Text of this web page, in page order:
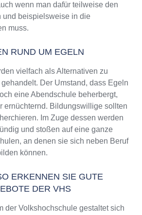
wenn man dafür teilweise den
und beispielsweise in die
muss.
RUND UM EGELN
vielfach als Alternativen zu
Der Umstand, dass Egeln
eine Abendschule beherbergt,
ernüchternd. Bildungswillige sollten
Im Zuge dessen werden
und stoßen auf eine ganze
an denen sie sich neben Beruf
können.
ERKENNEN SIE GUTE
DER VHS
der Volkshochschule gestaltet sich